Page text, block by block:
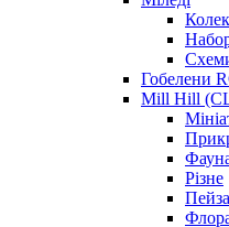
Гобелени
Mill Hill
Різне